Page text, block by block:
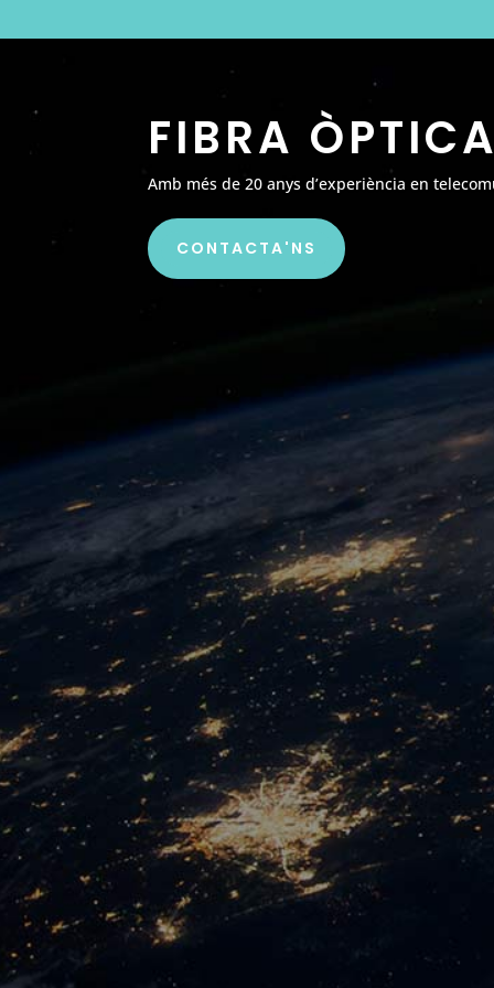
FIBRA
Amb més de 20 anys d’experiència en
CONTACTA'NS